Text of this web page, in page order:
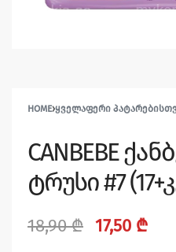
HOME›ᲧᲕᲔᲚᲐᲤᲔᲠᲘ
CANBEBE
ტრუსი #7
18,90₾ 17,50 ₾